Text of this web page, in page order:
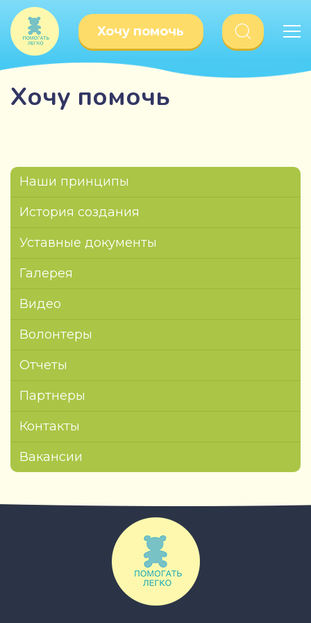
Хочу помочь
Хочу помочь
Наши принципы
История создания
Уставные документы
Галерея
Видео
Волонтеры
Отчеты
Партнеры
Контакты
Вакансии